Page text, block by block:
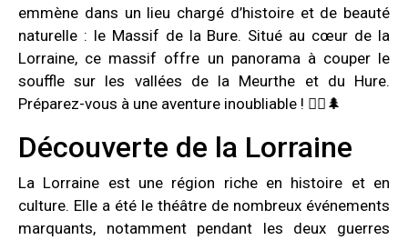
emmène dans un lieu chargé d’histoire et de beauté
naturelle : le Massif de la Bure. Situé au cœur de la
Lorraine, ce massif offre un panorama à couper le
souffle sur les vallées de la Meurthe et du Hure.
Préparez-vous à une aventure inoubliable ! 🚶‍♂️🌲
Découverte de la Lorraine
La Lorraine est une région riche en histoire et en
culture. Elle a été le théâtre de nombreux événements
marquants, notamment pendant les deux guerres